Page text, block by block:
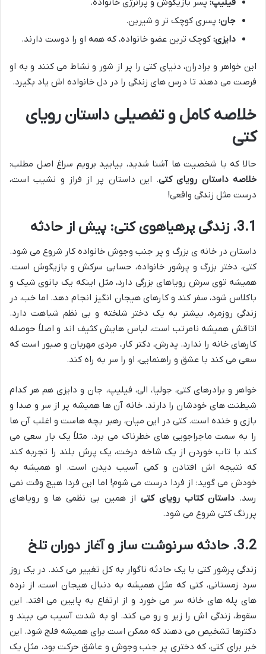
جان: پسری کوچک تر و شیرین.
دایزی: کوچک ترین عضو خانواده، که همه او را دوست دارند.
این خواهر و برادران، دنیای کتی را پر از شور و نشاط می کنند و به او
فرصت می دهند تا درس های زندگی را در دل خانواده اش یاد بگیرد.
خلاصه کامل و تفصیلی داستان رویای
کتی
حالا که با شخصیت ها آشنا شدید، بیایید برویم سراغ اصل مطلب:
خلاصه داستان رویای کتی. این داستان پر از فراز و نشیب است،
درست مثل زندگی واقعی!
3.1. زندگی پرهیاهوی کتی: پیش از حادثه
داستان در خانه ی بزرگ و پر جنب وجوش خانواده کار شروع می شود.
کتی، دختر بزرگ و پرشور خانواده، حسابی سرکش و بازیگوش است.
همیشه توی سرش رویاهای بزرگی دارد، مثل اینکه یک بانوی شیک و
باکلاس شود، سفر کند و کارهای هیجان انگیز انجام دهد. اما خب، در
زندگی روزمره، بیشتر به یک دختر شلخته و بی نظم شباهت دارد.
اتاقش همیشه نامرتب است، لباس هایش کثیف اند و اصلاً حوصله
کارهای خانه را ندارد. پدرش، دکتر کار، مردی مهربان و صبور است که
سعی می کند با عشق و راهنمایی، او را سر به راه کند.
خواهر و برادرهای کتی، جولیا، الی، فیلیپ، جان و دایزی هم هر کدام
شیطنت های خودشان را دارند. خانه آن ها همیشه پر از سر و صدا و
بازی و خنده است. کتی در این میان، رهبر بچه هاست و اغلب آن ها
را به سمت ماجراجویی های خطرناک می برد. مثلاً یک بار سعی می
کند با تاب خوردن از یک شاخه درخت، یک پرش بلند را تجربه کند
که نتیجه اش افتادن و کمی آسیب دیدن است. او همیشه به
خودش می گوید: از فردا درست می شوم! اما این فردا هیچ وقت نمی
رسد. داستان کتاب رویای کتیاز همین بی نظمی ها و رویاهای
پررنگ کتی شروع می شود.
3.2. حادثه سرنوشت ساز و آغاز دوران تلخ
زندگی پرشور کتی با یک حادثه ناگوار به کل تغییر می کند. در یک روز
سرد زمستانی، کتی که مثل همیشه به دنبال هیجان است، از نرده
های پله های خانه سر می خورد و از ارتفاع به پایین می افتد. این
سقوط، زندگی اش را زیر و رو می کند. او به شدت آسیب می بیند و
دکترها تشخیص می دهند که ممکن است برای همیشه فلج شود. این
خبر برای کتی، که دختری پر جنب وجوش و عاشق حرکت بود، مثل یک